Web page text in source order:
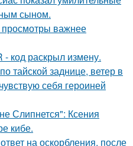
сыном.
важнее
код раскрыл измену.
тайской заднице, ветер в
себя героиней
Слипнется": Ксения
кибе.
на оскорбления, после